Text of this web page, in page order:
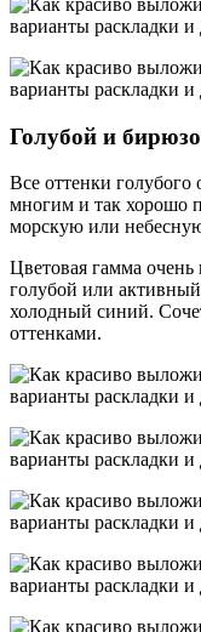
Голубой и
Все оттенки голубого
многим и так хорошо
морскую или
Цветовая гамма
голубой или
холодный синий.
оттенками.